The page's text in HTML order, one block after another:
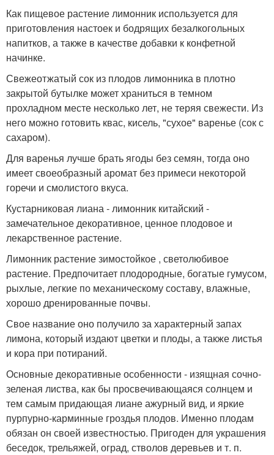
Как пищевое растение лимонник используется для
приготовления настоек и бодрящих безалкогольных
напитков, а также в качестве добавки к конфетной
начинке.
Свежеотжатый сок из плодов лимонника в плотно
закрытой бутылке может храниться в темном
прохладном месте несколько лет, не теряя свежести. Из
него можно готовить квас, кисель, "сухое" варенье (сок с
сахаром).
Для варенья лучше брать ягоды без семян, тогда оно
имеет своеобразный аромат без примеси некоторой
горечи и смолистого вкуса.
Кустарниковая лиана - лимонник китайский -
замечательное декоративное, ценное плодовое и
лекарственное растение.
Лимонник растение зимостойкое , светолюбивое
растение. Предпочитает плодородные, богатые гумусом,
рыхлые, легкие по механическому составу, влажные,
хорошо дренированные почвы.
Свое название оно получило за характерный запах
лимона, который издают цветки и плоды, а также листья
и кора при потираний.
Основные декоративные особенности - изящная сочно-
зеленая листва, как бы просвечивающаяся солнцем и
тем самым придающая лиане ажурный вид, и яркие
пурпурно-карминные гроздья плодов. Именно плодам
обязан он своей известностью. Пригоден для украшения
беседок, трельяжей, оград, стволов деревьев и т. п.